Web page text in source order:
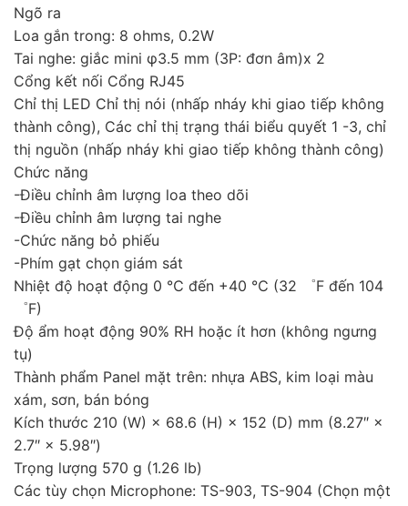
Ngõ ra
Loa gắn trong: 8 ohms, 0.2W
Tai nghe: giắc mini φ3.5 mm (3P: đơn âm)x 2
Cổng kết nối Cổng RJ45
Chỉ thị LED Chỉ thị nói (nhấp nháy khi giao tiếp không
thành công), Các chỉ thị trạng thái biểu quyết 1 -3, chỉ
thị nguồn (nhấp nháy khi giao tiếp không thành công)
Chức năng
-Điều chỉnh âm lượng loa theo dõi
-Điều chỉnh âm lượng tai nghe
-Chức năng bỏ phiếu
-Phím gạt chọn giám sát
Nhiệt độ hoạt động 0 ℃ đến +40 ℃ (32 ゜F đến 104
゜F)
Độ ẩm hoạt động 90% RH hoặc ít hơn (không ngưng
tụ)
Thành phẩm Panel mặt trên: nhựa ABS, kim loại màu
xám, sơn, bán bóng
Kích thước 210 (W) × 68.6 (H) × 152 (D) mm (8.27″ ×
2.7″ × 5.98″)
Trọng lượng 570 g (1.26 lb)
Các tùy chọn Microphone: TS-903, TS-904 (Chọn một